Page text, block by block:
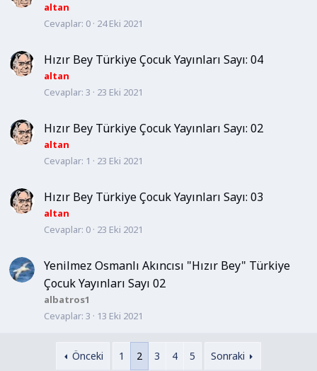
altan
Cevaplar 0 24 Eki 2021
Hızır Bey Türkiye Çocuk Yayınları Sayı: 04
altan
Cevaplar 3 23 Eki 2021
Hızır Bey Türkiye Çocuk Yayınları Sayı: 02
altan
Cevaplar 1 23 Eki 2021
Hızır Bey Türkiye Çocuk Yayınları Sayı: 03
altan
Cevaplar 0 23 Eki 2021
Yenilmez Osmanlı Akıncısı "Hızır Bey" Türkiye
Çocuk Yayınları Sayı 02
albatros1
Cevaplar 3 13 Eki 2021
Önceki 1 2 3 4 5 Sonraki